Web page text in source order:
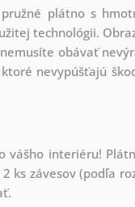
plátno s
technológii.
obávať
ktoré nevypúšťajú
vášho interiéru!
ks závesov (podľa